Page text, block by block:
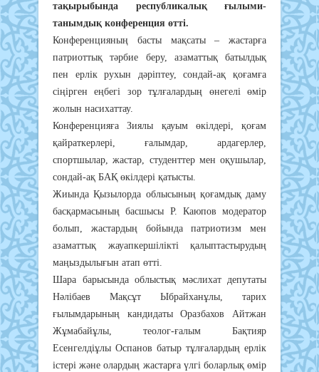
тақырыбында республикалық ғылыми-
танымдық конференция өтті.
Конференцияның басты мақсаты – жастарға
патриоттық тәрбие беру, азаматтық батылдық
пен ерлік рухын дәріптеу, сондай-ақ қоғамға
сіңірген еңбегі зор тұлғалардың өнегелі өмір
жолын насихаттау.
Конференцияға Зиялы қауым өкілдері, қоғам
қайраткерлері, ғалымдар, ардагерлер,
спортшылар, жастар, студенттер мен оқушылар,
сондай-ақ БАҚ өкілдері қатысты.
Жиында Қызылорда облысының қоғамдық даму
басқармасының басшысы Р. Каюпов модератор
болып, жастардың бойында патриотизм мен
азаматтық жауапкершілікті қалыптастырудың
маңыздылығын атап өтті.
Шара барысында облыстық мәслихат депутаты
Нәлібаев Мақсұт Ыбрайханұлы, тарих
ғылымдарының кандидаты Оразбахов Айтжан
Жұмабайұлы, теолог-ғалым Бақтияр
Есенгелдіұлы Оспанов батыр тұлғалардың ерлік
істері және олардың жастарға үлгі боларлық өмір